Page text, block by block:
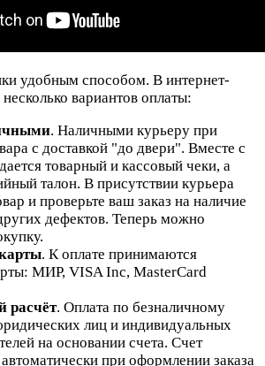
удобным способом. В интернет-
вариантов оплаты:
. Наличными курьеру при
с доставкой "до двери". Вместе с
товарный и кассовый чеки, а
талон. В присутствии курьера
и проверьте ваш заказ на наличие
дефектов. Теперь можно
. К оплате принимаются
МИР, VISA Inc, MasterCard
расчёт. Оплата по безналичному
лиц и индивидуальных
на основании счета. Счет
при оформлении заказа